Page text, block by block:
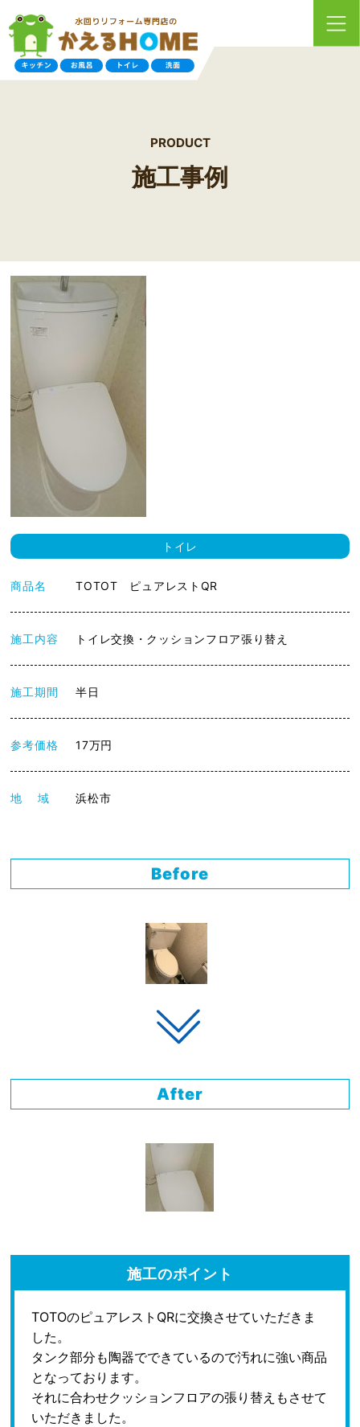
PRODUCT
施工事例
トイレ
商品名 TOTOT ピュアレストQR
施工内容 トイレ交換・クッションフロア張り替え
施工期間 半日
参考価格 17万円
地 域 浜松市
Before
After
施工のポイント
TOTOのピュアレストQRに交換させていただきま
した。
タンク部分も陶器でできているので汚れに強い商品
となっております。
それに合わせクッションフロアの張り替えもさせて
いただきました。